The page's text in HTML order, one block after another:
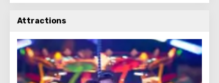
Attractions